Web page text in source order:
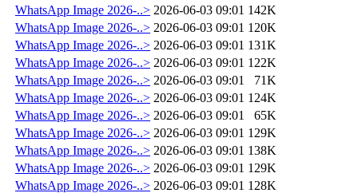
WhatsApp Image 2026-..> 2026-06-03 09:01 142K
WhatsApp Image 2026-..> 2026-06-03 09:01 120K
WhatsApp Image 2026-..> 2026-06-03 09:01 131K
WhatsApp Image 2026-..> 2026-06-03 09:01 122K
WhatsApp Image 2026-..> 2026-06-03 09:01
71K
WhatsApp Image 2026-..> 2026-06-03 09:01 124K
WhatsApp Image 2026-..> 2026-06-03 09:01
65K
WhatsApp Image 2026-..> 2026-06-03 09:01 129K
WhatsApp Image 2026-..> 2026-06-03 09:01 138K
WhatsApp Image 2026-..> 2026-06-03 09:01 129K
WhatsApp Image 2026-..> 2026-06-03 09:01 128K